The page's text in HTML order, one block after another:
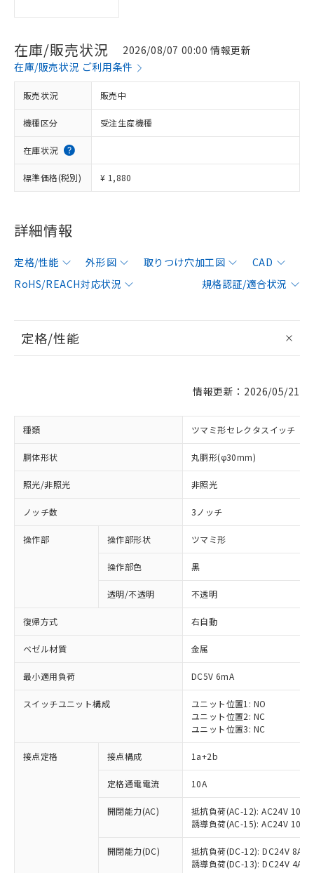
在庫/販売状況
2026/08/07 00:00 情報更新
在庫/販売状況 ご利用条件
販売状況 販売中
機種区分 受注生産機種
在庫状況
標準価格(税別) ¥ 1,880
詳細情報
定格/性能 外形図 取りつけ穴加工図
CAD
RoHS/REACH対応状況
規格認証/適合状況
定格/性能
情報更新：2026/05/21
種類 ツマミ形セレクタスイッチ
胴体形状 丸胴形(φ30mm)
照光/非照光 非照光
ノッチ数 3ノッチ
操作部 操作部形状 ツマミ形
操作部色 黒
透明/不透明 不透明
復帰方式 右自動
ベゼル材質 金属
最小適用負荷 DC5V 6mA
スイッチユニット構成
ユニット位置1: NO
ユニット位置2: NC
ユニット位置3: NC
接点定格 接点構成 1a+2b
定格通電電流 10A
開閉能力(AC)
抵抗負荷(AC-12): AC24V 10A/
誘導負荷(AC-15): AC24V
開閉能力(DC)
抵抗負荷(DC-12): DC24V 8A/
誘導負荷(DC-13): DC24V 4A/
ご利用条件
対応済み：EU RoHS指令（10物質）の
非含有に対応した製品が提供可能な商品で
有に対応した製品に切り替える予定のある